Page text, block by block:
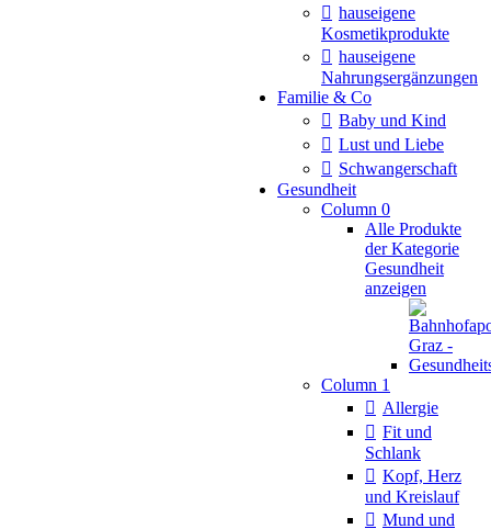
hauseigene
Kosmetikprodukte
hauseigene
Nahrungsergänzungen
Familie & Co
Baby und Kind
Lust und Liebe
Schwangerschaft
Gesundheit
Column 0
Alle Produkte
der Kategorie
Gesundheit
anzeigen
Column 1
Allergie
Fit und
Schlank
Kopf, Herz
und Kreislauf
Mund und